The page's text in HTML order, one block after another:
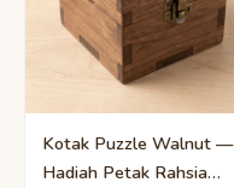
Kotak Puzzle Walnut —
Hadiah Petak Rahsia